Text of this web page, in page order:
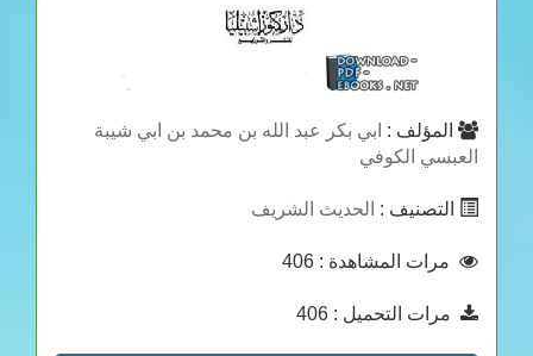
المؤلف : ابي بكر عبد الله بن محمد بن ابي شيبة
العبسي الكوفي
التصنيف : الحديث الشريف
مرات المشاهدة : 406
مرات التحميل : 406